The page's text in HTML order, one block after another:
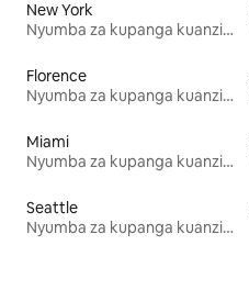
New York
Nyumba za kupanga kuanzia mwezi mmoja
Florence
Nyumba za kupanga kuanzia mwezi mmoja
Miami
Nyumba za kupanga kuanzia mwezi mmoja
Seattle
Nyumba za kupanga kuanzia mwezi mmoja